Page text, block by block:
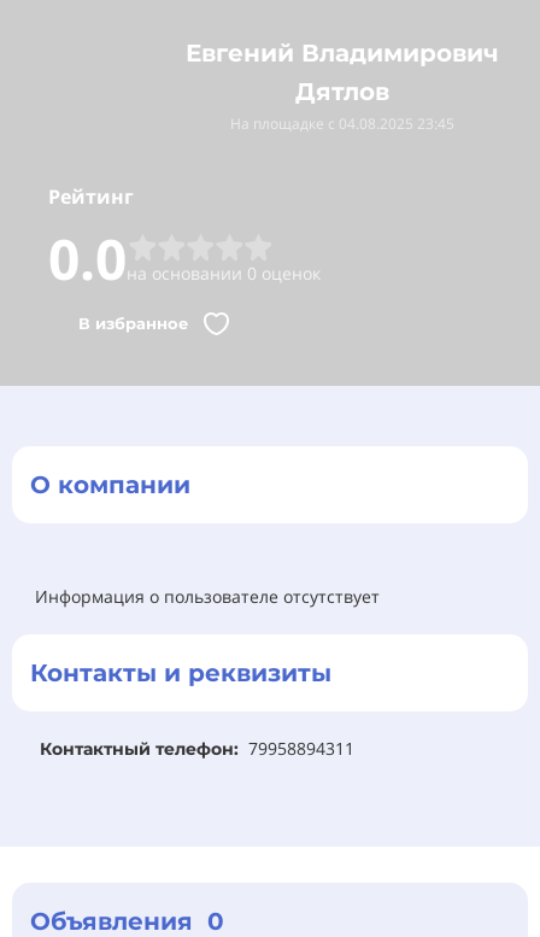
Евгений Владимирович
Дятлов
На площадке с 04.08.2025 23:45
Рейтинг
0.0на основании 0 оценок
В избранное
О компании
Информация о пользователе отсутствует
Контакты и реквизиты
Контактный телефон: 79958894311
Объявления 0